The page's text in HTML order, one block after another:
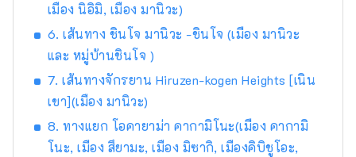
เมือง นิอิมิ, เมือง มานิวะ)
6. เส้นทาง ชินโจ มานิวะ -ชินโจ (เมือง มานิวะ
และ หมู่บ้านชินโจ )
7. เส้นทางจักรยาน Hiruzen-kogen Heights [เนิน
เขา](เมือง มานิวะ)
8. ทางแยก โอคายาม่า คากามิโนะ(เมือง คากามิ
โนะ, เมือง สึยามะ, เมือง มิซากิ, เมืองคิบิชูโอะ,